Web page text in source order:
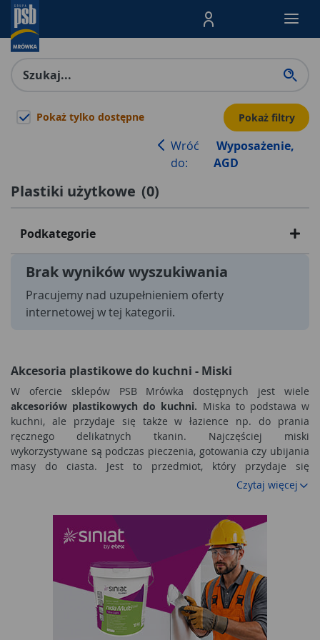
Menu Produktów,
Pokaż tylko dostępne Pokaż filtry
Wróć
do:
Wyposażenie,
AGD
Plastiki użytkowe (0)
Podkategorie
Brak wyników wyszukiwania
Pracujemy nad uzupełnieniem oferty
internetowej w tej kategorii.
Akcesoria plastikowe do kuchni - Miski
W ofercie sklepów PSB Mrówka dostępnych jest wiele
akcesoriów plastikowych do kuchni. Miska to podstawa w
kuchni, ale przydaje się także w łazience np. do prania
ręcznego delikatnych tkanin. Najczęściej miski
wykorzystywane są podczas pieczenia, gotowania czy ubijania
masy do ciasta. Jest to przedmiot, który przydaje się
codziennie. Ułatwia wykonywanie codziennych czynności. W
niektórych modelach plastikowych misek można podawać
miski. Przedmioty te są bardzo praktyczne i ładnie się
prezentują. Kolorowe miski sprawdzają się podczas przyjęć
urodzinowych dla dzieci. Plastikowe miski są bezpieczne,
lekkie i trwałe. Dostępne są w kilku rozmiarach i różnych
kolorach.
Akcesoria plastikowe do mycia każdej podłogi
W ofercie dostępnych jest kilka modeli mopów. W ciągłej
Czytaj więcej